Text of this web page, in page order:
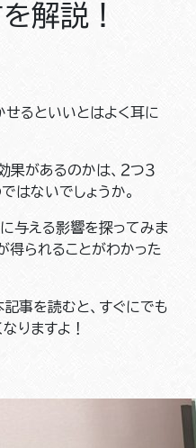
解説！
るといいとはよく耳に
果があるのかは、２つ３
はないでしょうか。
与える影響を探ってみま
得られることがわかった
事を読むと、すぐにでも
りますよ！